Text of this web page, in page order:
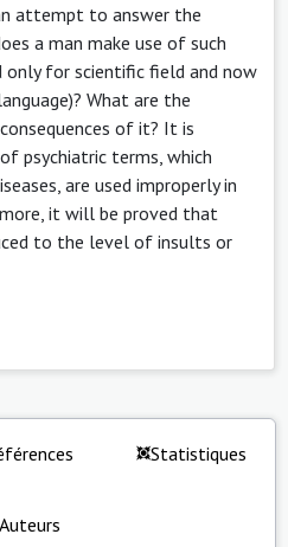
attempt to answer the
a man make use of such
only for scientific field and now
What are the
of it? It is
psychiatric terms, which
are used improperly in
it will be proved that
to the level of insults or
Statistiques
Auteurs